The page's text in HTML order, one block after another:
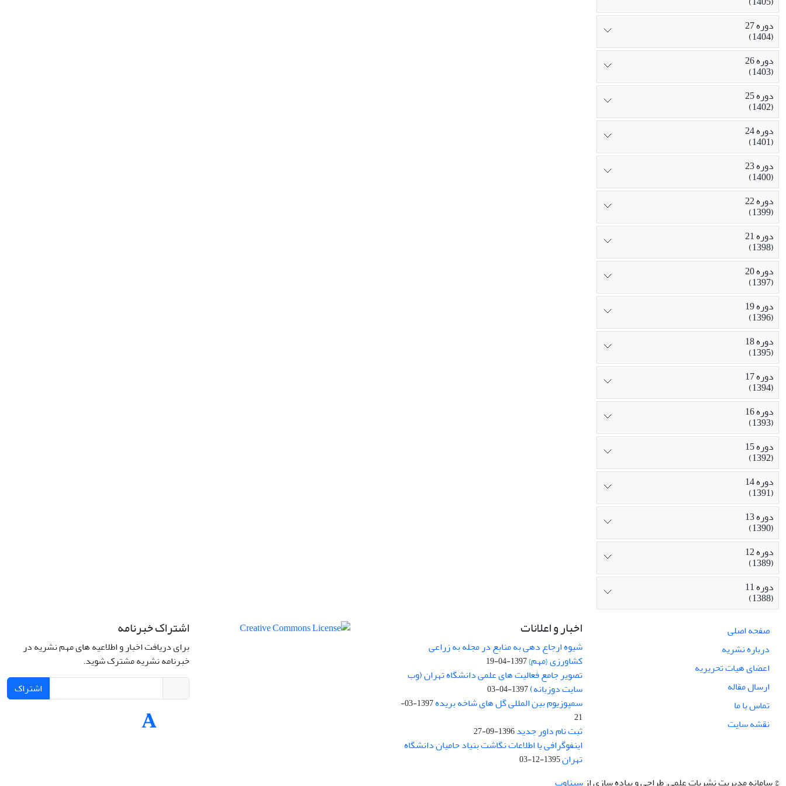
دوره 27
(1404)
دوره 26
(1403)
دوره 25
(1402)
دوره 24
(1401)
دوره 23
(1400)
دوره 22
(1399)
دوره 21
(1398)
دوره 20
(1397)
دوره 19
(1396)
دوره 18
(1395)
دوره 17
(1394)
دوره 16
(1393)
دوره 15
(1392)
دوره 14
(1391)
دوره 13
(1390)
دوره 12
(1389)
دوره 11
(1388)
صفحه اصلی
درباره نشریه
اعضای هیات تحریریه
ارسال مقاله
تماس با ما
نقشه سایت
اخبار و اعلانات
شیوه ارجاع دهی به منابع در مجله به زراعی
کشاورزی {مهم}1397-04-19
تصویر جامع فعالیت های علمی دانشگاه تهران (وب
سایت دوزبانه)1397-04-03
سمپوزیوم بین المللی گل های شاخه بریده
1397-03-
21
ثبت نام داور جدید1396-09-27
اینفوگرافی یا اطلاعات نگاشت بنیاد حامیان دانشگاه
تهران1395-12-03
اشتراک خبرنامه
برای دریافت اخبار و اطلاعیه های مهم نشریه در
خبرنامه نشریه مشترک شوید.
اشتراک
© سامانه مدیریت نشریات علمی.طراحی و پیاده سازی از سیناوب